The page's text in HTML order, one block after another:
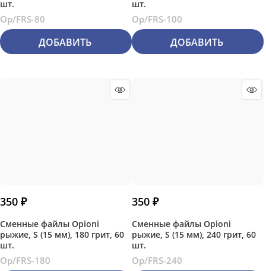
шт.
Op/FRS-80
ДОБАВИТЬ
шт.
Op/FRS-100
ДОБАВИТЬ
350 ₽
Сменные файлы Opioni
рыжие, S (15 мм), 180 грит, 60
шт.
Op/FRS-180
350 ₽
Сменные файлы Opioni
рыжие, S (15 мм), 240 грит, 60
шт.
Op/FRS-240